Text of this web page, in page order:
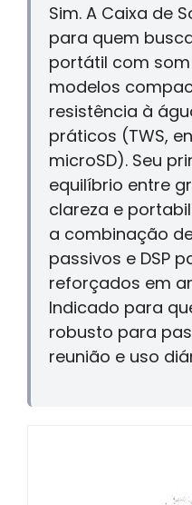
Sim. A Caixa de
para quem
portátil com
modelos
resistência à
práticos (TWS,
microSD). Seu
equilíbrio entre
clareza e
a combinação
passivos e DSP
reforçados em
Indicado para
robusto para
reunião e uso